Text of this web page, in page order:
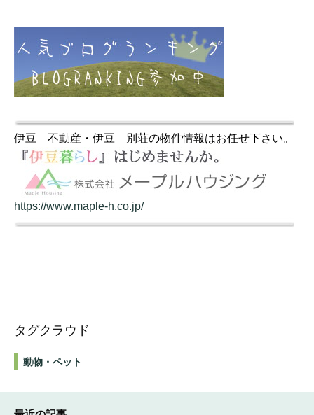
伊豆 不動産・伊豆 別荘の物件情報はお任せ下さい。
https://www.maple-h.co.jp/
タグクラウド
動物・ペット